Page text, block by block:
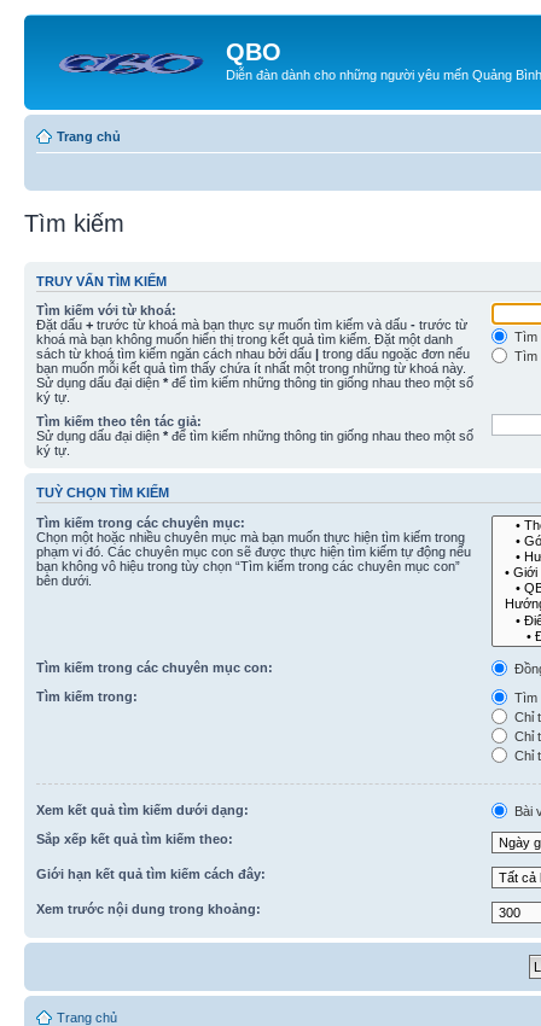
QBO
Diễn đàn dành cho những người yêu mến Quảng Bình
Trang chủ
Tìm kiếm
TRUY VẤN TÌM KIẾM
Tìm kiếm với từ khoá:
Đặt dấu + trước từ khoá mà bạn thực sự muốn tìm kiếm và dấu - trước từ
khoá mà bạn không muốn hiển thị trong kết quả tìm kiếm. Đặt một danh
sách từ khoá tìm kiếm ngăn cách nhau bởi dấu | trong dấu ngoặc đơn nếu
bạn muốn mỗi kết quả tìm thấy chứa ít nhất một trong những từ khoá này.
Sử dụng dấu đại diện * để tìm kiếm những thông tin giống nhau theo một số
ký tự.
Tìm
Tìm
Tìm kiếm theo tên tác giả:
Sử dụng dấu đại diện * để tìm kiếm những thông tin giống nhau theo một số
ký tự.
TUỲ CHỌN TÌM KIẾM
Tìm kiếm trong các chuyên mục:
Chọn một hoặc nhiều chuyên mục mà bạn muốn thực hiện tìm kiếm trong
phạm vi đó. Các chuyên mục con sẽ được thực hiện tìm kiếm tự động nếu
bạn không vô hiệu trong tùy chọn “Tìm kiếm trong các chuyên mục con”
bên dưới.
Tìm kiếm trong các chuyên mục con:
Tìm kiếm trong:
Tìm
Chỉ
Chỉ
Chỉ
Xem kết quả tìm kiếm dưới dạng:
Bài
Sắp xếp kết quả tìm kiếm theo:
Giới hạn kết quả tìm kiếm cách đây:
Xem trước nội dung trong khoảng:
Trang chủ